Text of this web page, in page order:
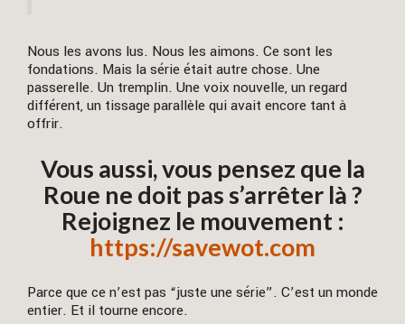
Nous les avons lus. Nous les aimons. Ce sont les
fondations. Mais la série était autre chose. Une
passerelle. Un tremplin. Une voix nouvelle, un regard
différent, un tissage parallèle qui avait encore tant à
offrir.
Vous aussi, vous pensez que la
Roue ne doit pas s’arrêter là ?
Rejoignez le mouvement :
https://savewot.com
Parce que ce n’est pas “juste une série”. C’est un monde
entier. Et il tourne encore.